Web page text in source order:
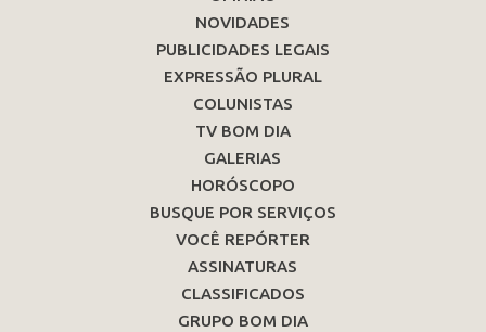
NOVIDADES
PUBLICIDADES LEGAIS
EXPRESSÃO PLURAL
COLUNISTAS
TV BOM DIA
GALERIAS
HORÓSCOPO
BUSQUE POR SERVIÇOS
VOCÊ REPÓRTER
ASSINATURAS
CLASSIFICADOS
GRUPO BOM DIA